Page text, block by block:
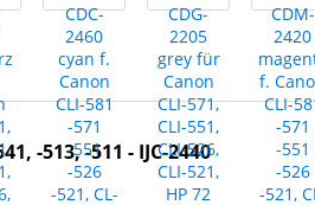
-513, -511 - IJC-2440